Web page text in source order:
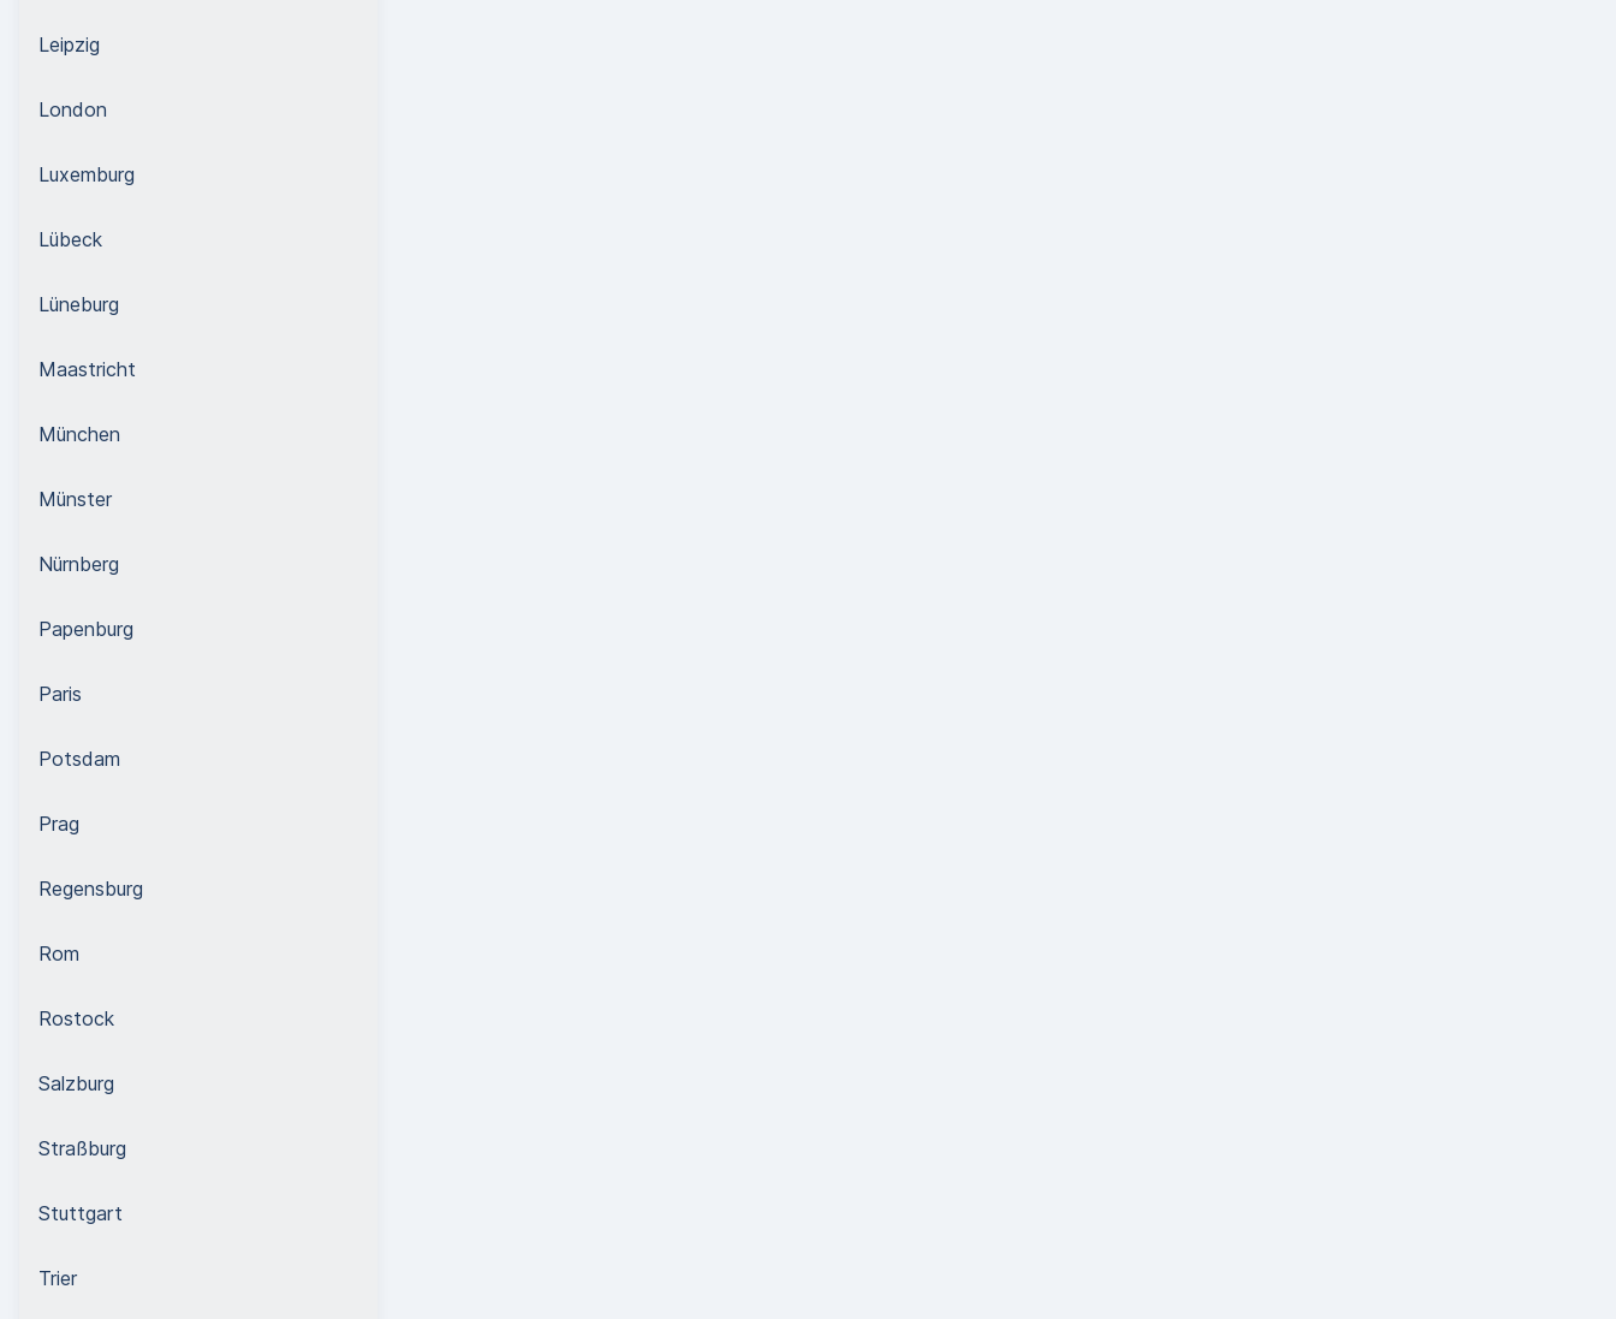
Leipzig
London
Luxemburg
Lübeck
Lüneburg
Maastricht
München
Münster
Nürnberg
Papenburg
Paris
Potsdam
Prag
Regensburg
Rom
Rostock
Salzburg
Straßburg
Stuttgart
Trier